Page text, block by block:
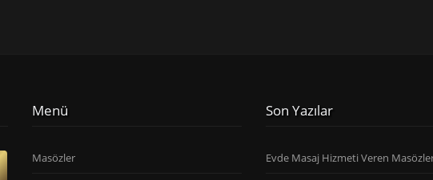
Menü
Masözler
Son Yazılar
Evde Masaj Hizmeti Veren